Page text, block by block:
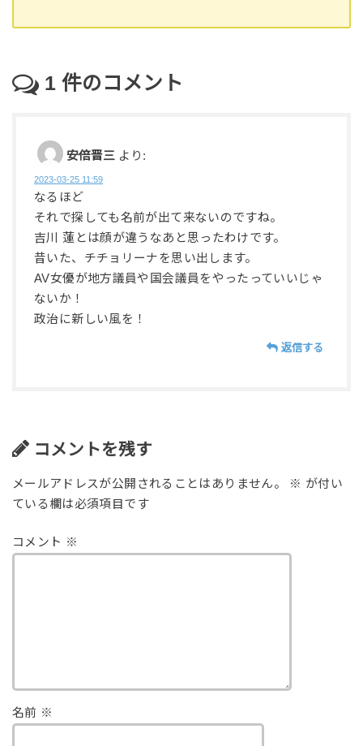
1件のコメント
安倍晋三 より:
2023-03-25 11:59
なるほど
それで探しても名前が出て来ないのですね。
吉川 蓮とは顔が違うなあと思ったわけです。
昔いた、チチョリーナを思い出します。
AV女優が地方議員や国会議員をやったっていいじゃ
ないか！
政治に新しい風を！
返信する
コメントを残す
メールアドレスが公開されることはありません。 ※ が付い
ている欄は必須項目です
コメント ※
名前 ※